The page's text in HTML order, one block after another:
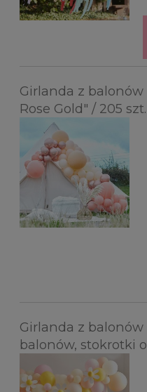
Girlanda z balonów
Rose Gold" / 205
Girlanda z balonów
balonów, stokrotki